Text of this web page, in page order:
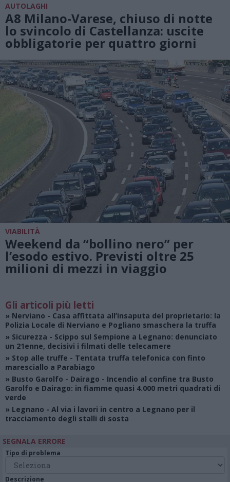
AUTOLAGHI
A8 Milano-Varese, chiuso di notte
lo svincolo di Castellanza: uscite
obbligatorie per quattro giorni
VIABILITÀ
Weekend da “bollino nero” per
l’esodo estivo. Previsti oltre 25
milioni di mezzi in viaggio
Gli articoli più letti
» Nerviano - Casa affittata all’insaputa del proprietario: la
Polizia Locale di Nerviano e Pogliano smaschera la truffa
» Sicurezza - Scippo sul Sempione a Legnano: denunciato
un 21enne, decisivi i filmati delle telecamere
» Stop alle truffe - Tentata truffa telefonica con finto
maresciallo a Parabiago
» Busto Garolfo - Dairago - Incendio al confine tra Busto
Garolfo e Dairago: in fiamme quasi 4.000 metri quadrati di
verde
» Legnano - Al via i lavori in centro a Legnano per il
tracciamento degli stalli di sosta
SEGNALA ERRORE
Tipo di problema
Descrizione